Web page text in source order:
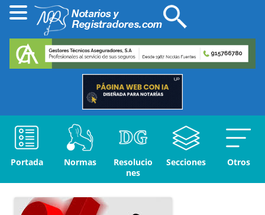
Portada Normas
Resolucio
nes
Secciones Otros